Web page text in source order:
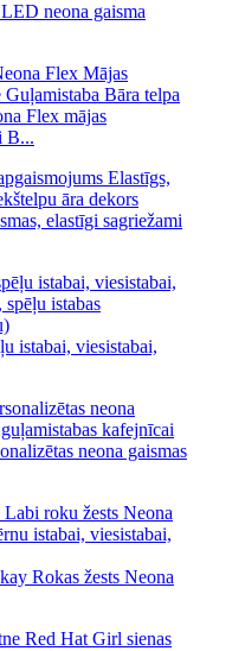
neona gaisma
Flex mājas
B...
elastīgi sagriežami
istabai, viesistabai,
neona gaismas
Rokas žests Neona